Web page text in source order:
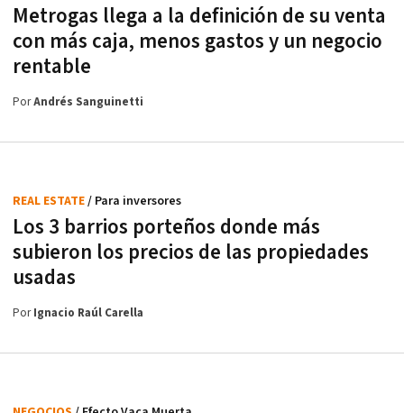
Metrogas llega a la definición de su venta
con más caja, menos gastos y un negocio
rentable
PorAndrés Sanguinetti
Los 3 barrios porteños donde más
subieron los precios de las propiedades
usadas
REAL ESTATE/ Para inversores
PorIgnacio Raúl Carella